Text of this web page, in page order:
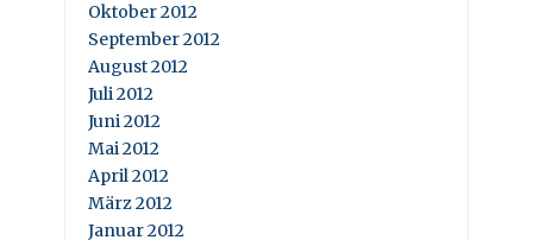
Oktober 2012
September 2012
August 2012
Juli 2012
Juni 2012
Mai 2012
April 2012
März 2012
Januar 2012